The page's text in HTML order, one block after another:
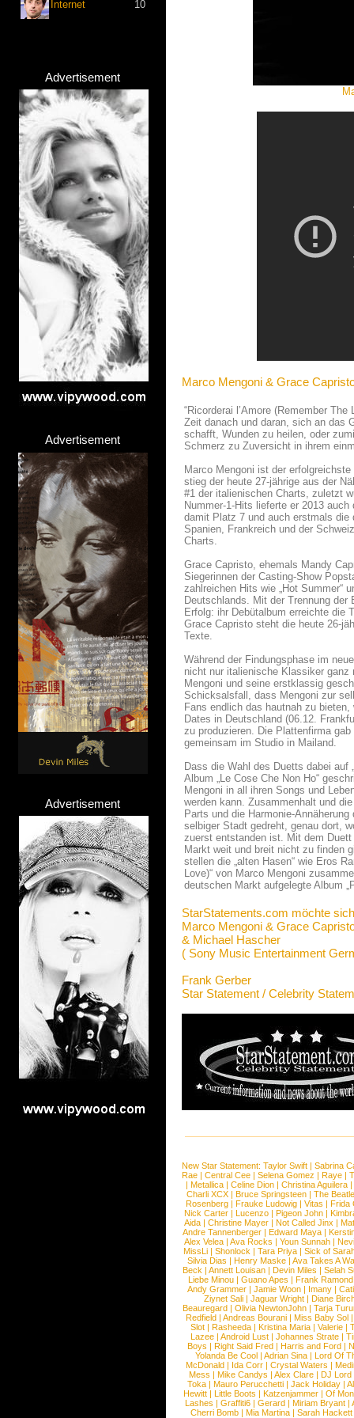
Internet 10
Advertisement
Advertisement
Advertisement
Marco Mengoni & Grace
“Ricorderai l’Amore (Remember
Zeit danach und daran, sich an das
schafft, Wunden zu heilen, oder
Schmerz zu Zuversicht in ihrem
Marco Mengoni ist der
stieg der heute 27-jährige aus der
#1 der italienischen Charts, zuletzt
Nummer-1-Hits lieferte er 2013
damit Platz 7 und auch erstmals die
Spanien, Frankreich und der
Charts.
Grace Capristo, ehemals Mandy
Siegerinnen der Casting-Show
zahlreichen Hits wie „Hot Summer“
Deutschlands. Mit der Trennung
Erfolg: ihr Debütalbum erreichte die
Grace Capristo steht die heute 26-
Texte.
Während der Findungsphase im
nicht nur italienische Klassiker ganz
Mengoni und seine erstklassig
Schicksalsfall, dass Mengoni zur
Fans endlich das hautnah zu
Dates in Deutschland (06.12.
zu produzieren. Die Plattenfirma
gemeinsam im Studio in Mailand.
Dass die Wahl des Duetts dabei auf
Album „Le Cose Che Non Ho“
Mengoni in all ihren Songs und
werden kann. Zusammenhalt und
Parts und die Harmonie-
selbiger Stadt gedreht, genau dort,
zuerst entstanden ist. Mit dem
Markt weit und breit nicht zu finden
stellen die „alten Hasen“ wie Eros
Love)“ von Marco Mengoni
deutschen Markt aufgelegte Album
StarStatements.com möchte
Marco Mengoni & Grace
& Michael Hascher
( Sony Music Entertainment
Frank Gerber
Star Statement / Celebrity
New Star Statement: Taylor Swift | Sabrina
Rae |Central Cee |Selena Gomez |Raye |
| Metallica | Celine Dion | Christina Aguilera |
Charli XCX |Bruce Springsteen |The
Rosenberg | Frauke Ludowig | Vitas | Frida
Nick Carter | Lucenzo | Pigeon John |
Aida |Christine Mayer |Not Called Jinx |
Andre Tannenberger | Edward Maya |
Alex Velea | Ava Rocks | Youn Sunnah |
MissLi | Shonlock | Tara Priya | Sick of
Silvia Dias |Henry Maske |Ava Takes A
Beck |Annett Louisan |Devin Miles |Selah
Liebe Minou |Guano Apes |Frank Ramond
Andy Grammer |Jamie Woon | Imany |
Ziynet Sali |Jaguar Wright |Diane
Beauregard |Olivia NewtonJohn |Tarja
Redfield | Andreas Bourani | Miss Baby Sol
Slot | Rasheeda | Kristina Maria | Valerie |
Lazee | Android Lust | Johannes Strate |
Boys | Right Said Fred | Harris and Ford |
Yolanda Be Cool |Adrian Sina |Lord Of
McDonald | Ida Corr |Crystal Waters |
Mess | Mike Candys | Alex Clare | DJ Lord
Toka | Mauro Perucchetti | Jack Holiday |
Hewitt |Little Boots |Katzenjammer |Of
Lashes |Graffiti6 |Gerard |Miriam Bryant |
Cherri Bomb | Mia Martina | Sarah Hackett